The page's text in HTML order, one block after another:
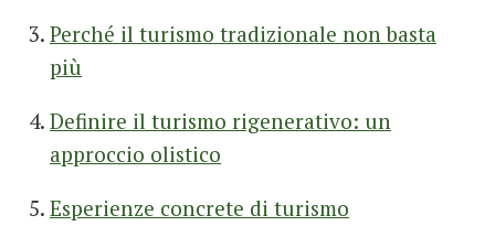
Perché il turismo tradizionale non basta
più
Definire il turismo rigenerativo: un
approccio olistico
Esperienze concrete di turismo